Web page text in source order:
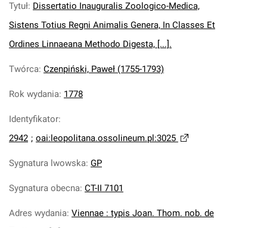
Tytuł: Dissertatio Inauguralis Zoologico-Medica,
Sistens Totius Regni Animalis Genera, In Classes Et
Ordines Linnaeana Methodo Digesta, [...].
Twórca: Czenpiński, Paweł (1755-1793)
Rok wydania: 1778
Identyfikator:
2942 ; oai:leopolitana.ossolineum.pl:3025
Sygnatura lwowska: GP
Sygnatura obecna: CT-II 7101
Adres wydania: Viennae : typis Joan. Thom. nob. de